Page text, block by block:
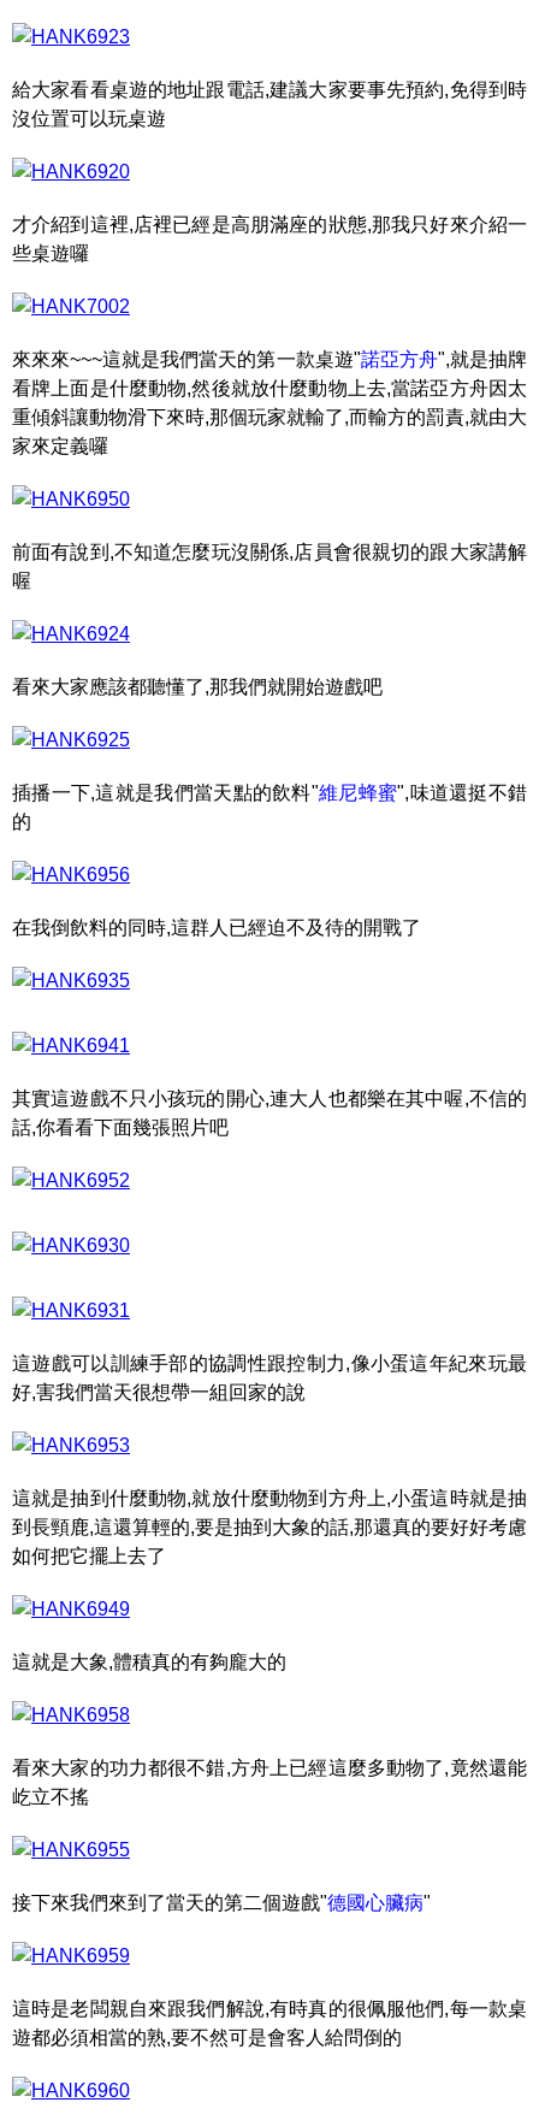
給大家看看桌遊的地址跟電話,建議大家要事先預約,免得到時
沒位置可以玩桌遊
才介紹到這裡,店裡已經是高朋滿座的狀態,那我只好來介紹一
些桌遊囉
來來來~~~這就是我們當天的第一款桌遊"諾亞方舟",就是抽牌
看牌上面是什麼動物,然後就放什麼動物上去,當諾亞方舟因太
重傾斜讓動物滑下來時,那個玩家就輸了,而輸方的罰責,就由大
家來定義囉
前面有說到,不知道怎麼玩沒關係,店員會很親切的跟大家講解
喔
看來大家應該都聽懂了,那我們就開始遊戲吧
插播一下,這就是我們當天點的飲料"維尼蜂蜜",味道還挺不錯
的
在我倒飲料的同時,這群人已經迫不及待的開戰了
其實這遊戲不只小孩玩的開心,連大人也都樂在其中喔,不信的
話,你看看下面幾張照片吧
這遊戲可以訓練手部的協調性跟控制力,像小蛋這年紀來玩最
好,害我們當天很想帶一組回家的說
這就是抽到什麼動物,就放什麼動物到方舟上,小蛋這時就是抽
到長頸鹿,這還算輕的,要是抽到大象的話,那還真的要好好考慮
如何把它擺上去了
這就是大象,體積真的有夠龐大的
看來大家的功力都很不錯,方舟上已經這麼多動物了,竟然還能
屹立不搖
接下來我們來到了當天的第二個遊戲"德國心臟病"
這時是老闆親自來跟我們解說,有時真的很佩服他們,每一款桌
遊都必須相當的熟,要不然可是會客人給問倒的